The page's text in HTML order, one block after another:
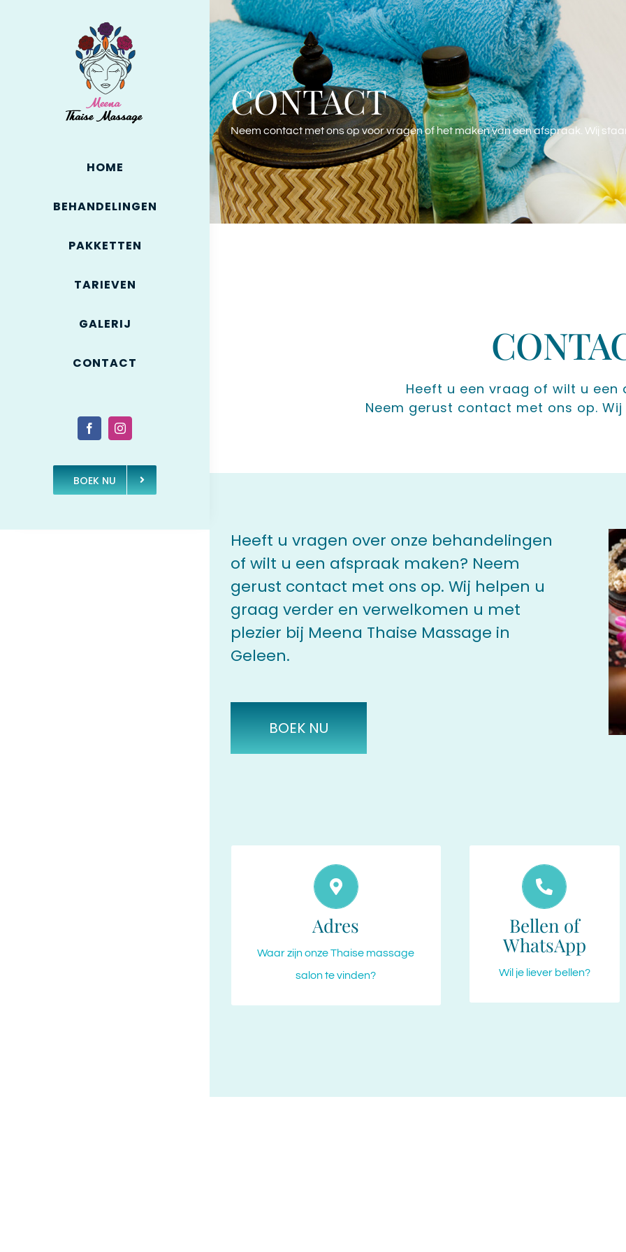
HOME
BEHANDELINGEN
PAKKETTEN
TARIEVEN
GALERIJ
CONTACT
BOEK NU
CONTACT
Neem contact met ons op voor vragen of het maken van een afspraak. Wij
Heeft u een vraag of wilt u een
Neem gerust contact met ons op.
Heeft u vragen over onze behandelingen
of wilt u een afspraak maken? Neem
gerust contact met ons op. Wij helpen u
graag verder en verwelkomen u met
plezier bij Meena Thaise Massage in
Geleen.
BOEK NU
Adres
Waar zijn onze Thaise massage
salon te vinden?
Onze locatie
Groenstraat 4 , 6162ER Geleen
Bellen of
WhatsApp
Wil je liever bellen?
Maak gerust
een afspraak!
06-21 83 97 38